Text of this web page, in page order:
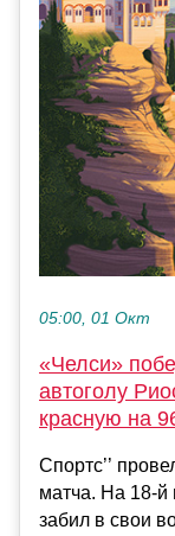
05:00, 01 Окт
«Челси»
автоголу
красную на
Спортс’’
матча. На 18-й
забил в свои